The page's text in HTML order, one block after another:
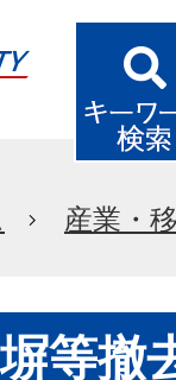
産業・
等撤